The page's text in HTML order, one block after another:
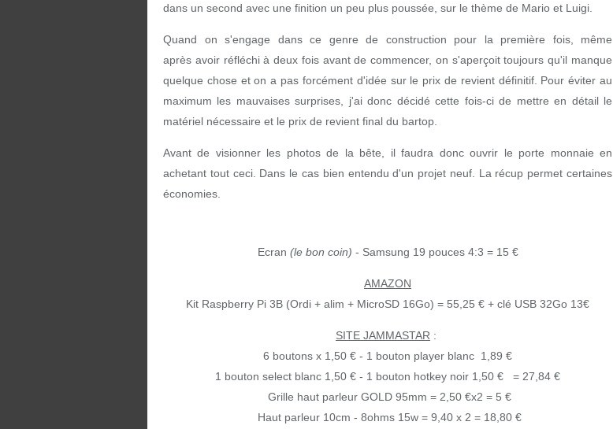
dans un second avec une finition un peu plus poussée, sur le thème de Mario et Luigi.
Quand on s'engage dans ce genre de construction pour la première fois, même
après avoir réfléchi à deux fois avant de commencer, on s'aperçoit toujours qu'il manque
quelque chose et on a pas forcément d'idée sur le prix de revient définitif. Pour éviter au
maximum les mauvaises surprises, j'ai donc décidé cette fois-ci de mettre en détail le
matériel nécessaire et le prix de revient final du bartop.
Avant de visionner les photos de la bête, il faudra donc ouvrir le porte monnaie en
achetant tout ceci. Dans le cas bien entendu d'un projet neuf. La récup permet certaines
économies.
Ecran (le bon coin) - Samsung 19 pouces 4:3 = 15 €
AMAZON
Kit Raspberry Pi 3B (Ordi + alim + MicroSD 16Go) = 55,25 € + clé USB 32Go 13€
SITE JAMMASTAR :
6 boutons x 1,50 € - 1 bouton player blanc 1,89 €
1 bouton select blanc 1,50 € - 1 bouton hotkey noir 1,50 € = 27,84 €
Grille haut parleur GOLD 95mm = 2,50 €x2 = 5 €
Haut parleur 10cm - 8ohms 15w = 9,40 x 2 = 18,80 €